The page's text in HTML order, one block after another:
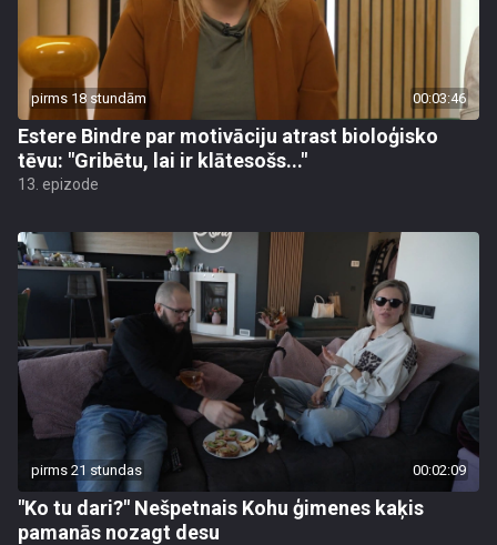
pirms 18 stundām 00:03:46
Estere Bindre par motivāciju atrast bioloģisko
tēvu: "Gribētu, lai ir klātesošs..."
13. epizode
pirms 21 stundas 00:02:09
"Ko tu dari?" Nešpetnais Kohu ģimenes kaķis
pamanās nozagt desu